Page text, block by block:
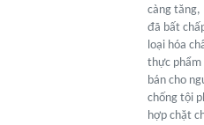
càng tăng,
đã bất
loại hóa
thực phẩm
bán cho
chống tội
hợp chặt